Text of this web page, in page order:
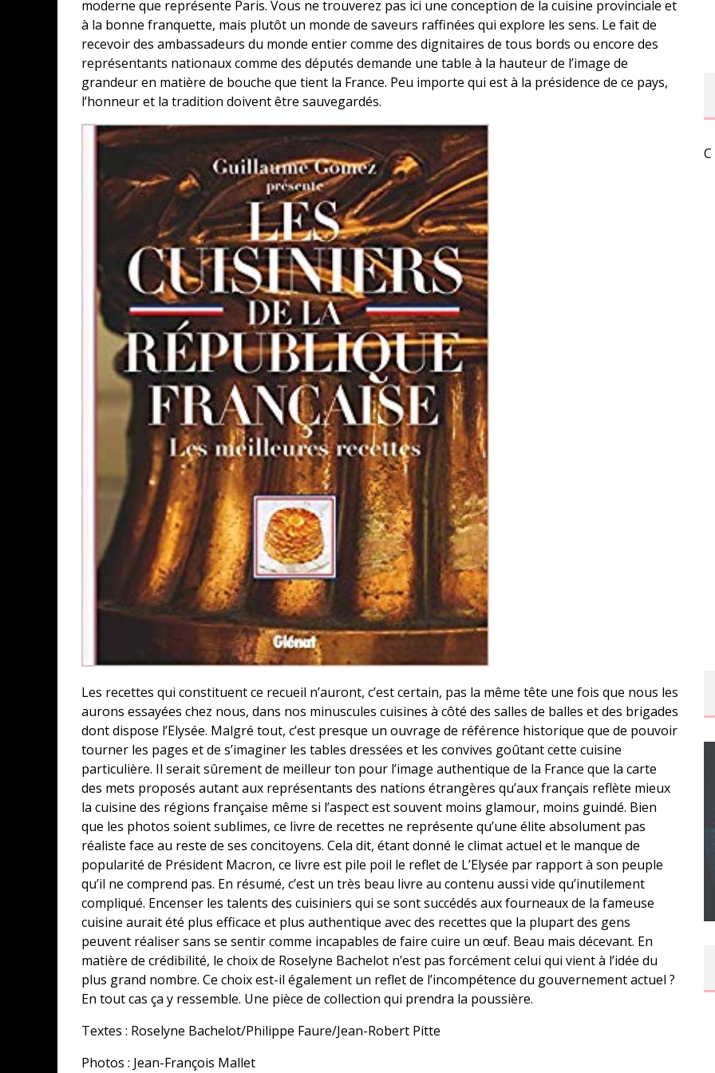
moderne que représente Paris. Vous ne trouverez pas ici une conception de la cuisine provinciale et
à la bonne franquette, mais plutôt un monde de saveurs raffinées qui explore les sens. Le fait de
recevoir des ambassadeurs du monde entier comme des dignitaires de tous bords ou encore des
représentants nationaux comme des députés demande une table à la hauteur de l’image de
grandeur en matière de bouche que tient la France. Peu importe qui est à la présidence de ce pays,
l’honneur et la tradition doivent être sauvegardés.
Les recettes qui constituent ce recueil n’auront, c’est certain, pas la même tête une fois que nous les
aurons essayées chez nous, dans nos minuscules cuisines à côté des salles de balles et des brigades
dont dispose l’Elysée. Malgré tout, c’est presque un ouvrage de référence historique que de pouvoir
tourner les pages et de s’imaginer les tables dressées et les convives goûtant cette cuisine
particulière. Il serait sûrement de meilleur ton pour l’image authentique de la France que la carte
des mets proposés autant aux représentants des nations étrangères qu’aux français reflète mieux
la cuisine des régions française même si l’aspect est souvent moins glamour, moins guindé. Bien
que les photos soient sublimes, ce livre de recettes ne représente qu’une élite absolument pas
réaliste face au reste de ses concitoyens. Cela dit, étant donné le climat actuel et le manque de
popularité de Président Macron, ce livre est pile poil le reflet de L’Elysée par rapport à son peuple
qu’il ne comprend pas. En résumé, c’est un très beau livre au contenu aussi vide qu’inutilement
compliqué. Encenser les talents des cuisiniers qui se sont succédés aux fourneaux de la fameuse
cuisine aurait été plus efficace et plus authentique avec des recettes que la plupart des gens
peuvent réaliser sans se sentir comme incapables de faire cuire un œuf. Beau mais décevant. En
matière de crédibilité, le choix de Roselyne Bachelot n’est pas forcément celui qui vient à l’idée du
plus grand nombre. Ce choix est-il également un reflet de l’incompétence du gouvernement actuel ?
En tout cas ça y ressemble. Une pièce de collection qui prendra la poussière.
Textes : Roselyne Bachelot/Philippe Faure/Jean-Robert Pitte
Photos : Jean-François Mallet
C
CONCOURS : CALENDRIER DE L’AVENT – UNE
COPIE DU JEU « GRID, ULTIMATE EDITION »
SUR XBOX ONE OU PS4
Daily Passions